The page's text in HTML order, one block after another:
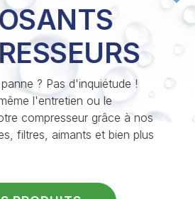
? Pas d'inquiétude !
l'entretien ou le
compresseur grâce à nos
filtres, aimants et bien plus
Next